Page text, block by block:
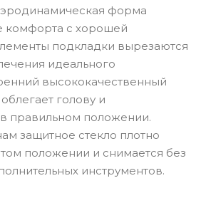
форма
комфорта с хорошей
подкладки вырезаются
идеального
высококачественный
голову и
правильном положении.
защитное стекло плотно
положении и снимается без
инструментов.